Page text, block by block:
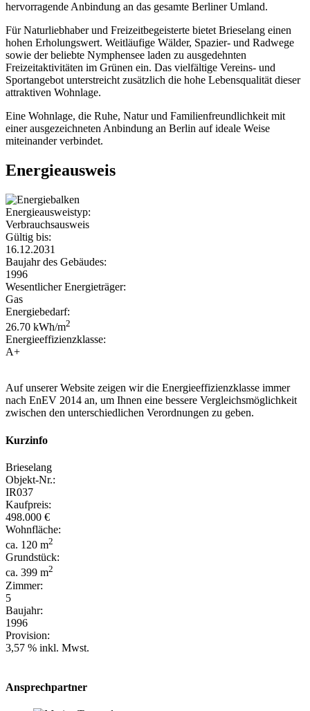
hervorragende Anbindung an das gesamte Berliner Umland.
Für Naturliebhaber und Freizeitbegeisterte bietet Brieselang einen
hohen Erholungswert. Weitläufige Wälder, Spazier- und Radwege
sowie der beliebte Nymphensee laden zu ausgedehnten
Freizeitaktivitäten im Grünen ein. Das vielfältige Vereins- und
Sportangebot unterstreicht zusätzlich die hohe Lebensqualität dieser
attraktiven Wohnlage.
Eine Wohnlage, die Ruhe, Natur und Familienfreundlichkeit mit
einer ausgezeichneten Anbindung an Berlin auf ideale Weise
miteinander verbindet.
Energieausweis
Energieausweistyp:
Verbrauchsausweis
Gültig bis:
16.12.2031
Baujahr des Gebäudes:
1996
Wesentlicher Energieträger:
Gas
Energiebedarf:
26.70 kWh/m2
Energieeffizienzklasse:
A+
Auf unserer Website zeigen wir die Energieeffizienzklasse immer
nach EnEV 2014 an, um Ihnen eine bessere Vergleichsmöglichkeit
zwischen den unterschiedlichen Verordnungen zu geben.
Kurzinfo
Brieselang
Objekt-Nr.:
IR037
Kaufpreis:
498.000 €
Wohnfläche:
ca. 120 m2
Grundstück:
ca. 399 m2
Zimmer:
5
Baujahr:
1996
Provision:
3,57 % inkl. Mwst.
Ansprechpartner